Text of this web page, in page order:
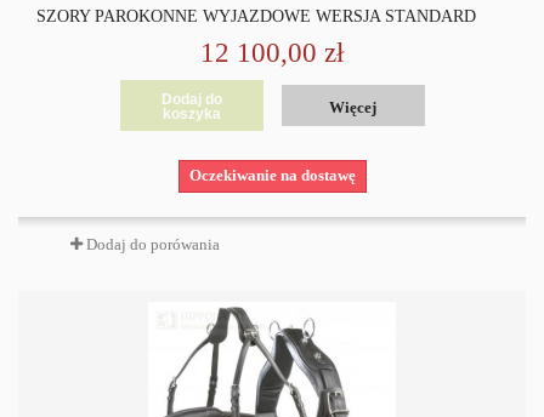
SZORY PAROKONNE WYJAZDOWE WERSJA STANDARD
12 100,00 zł
Dodaj do
koszyka
Więcej
Oczekiwanie na dostawę
Dodaj do porówania